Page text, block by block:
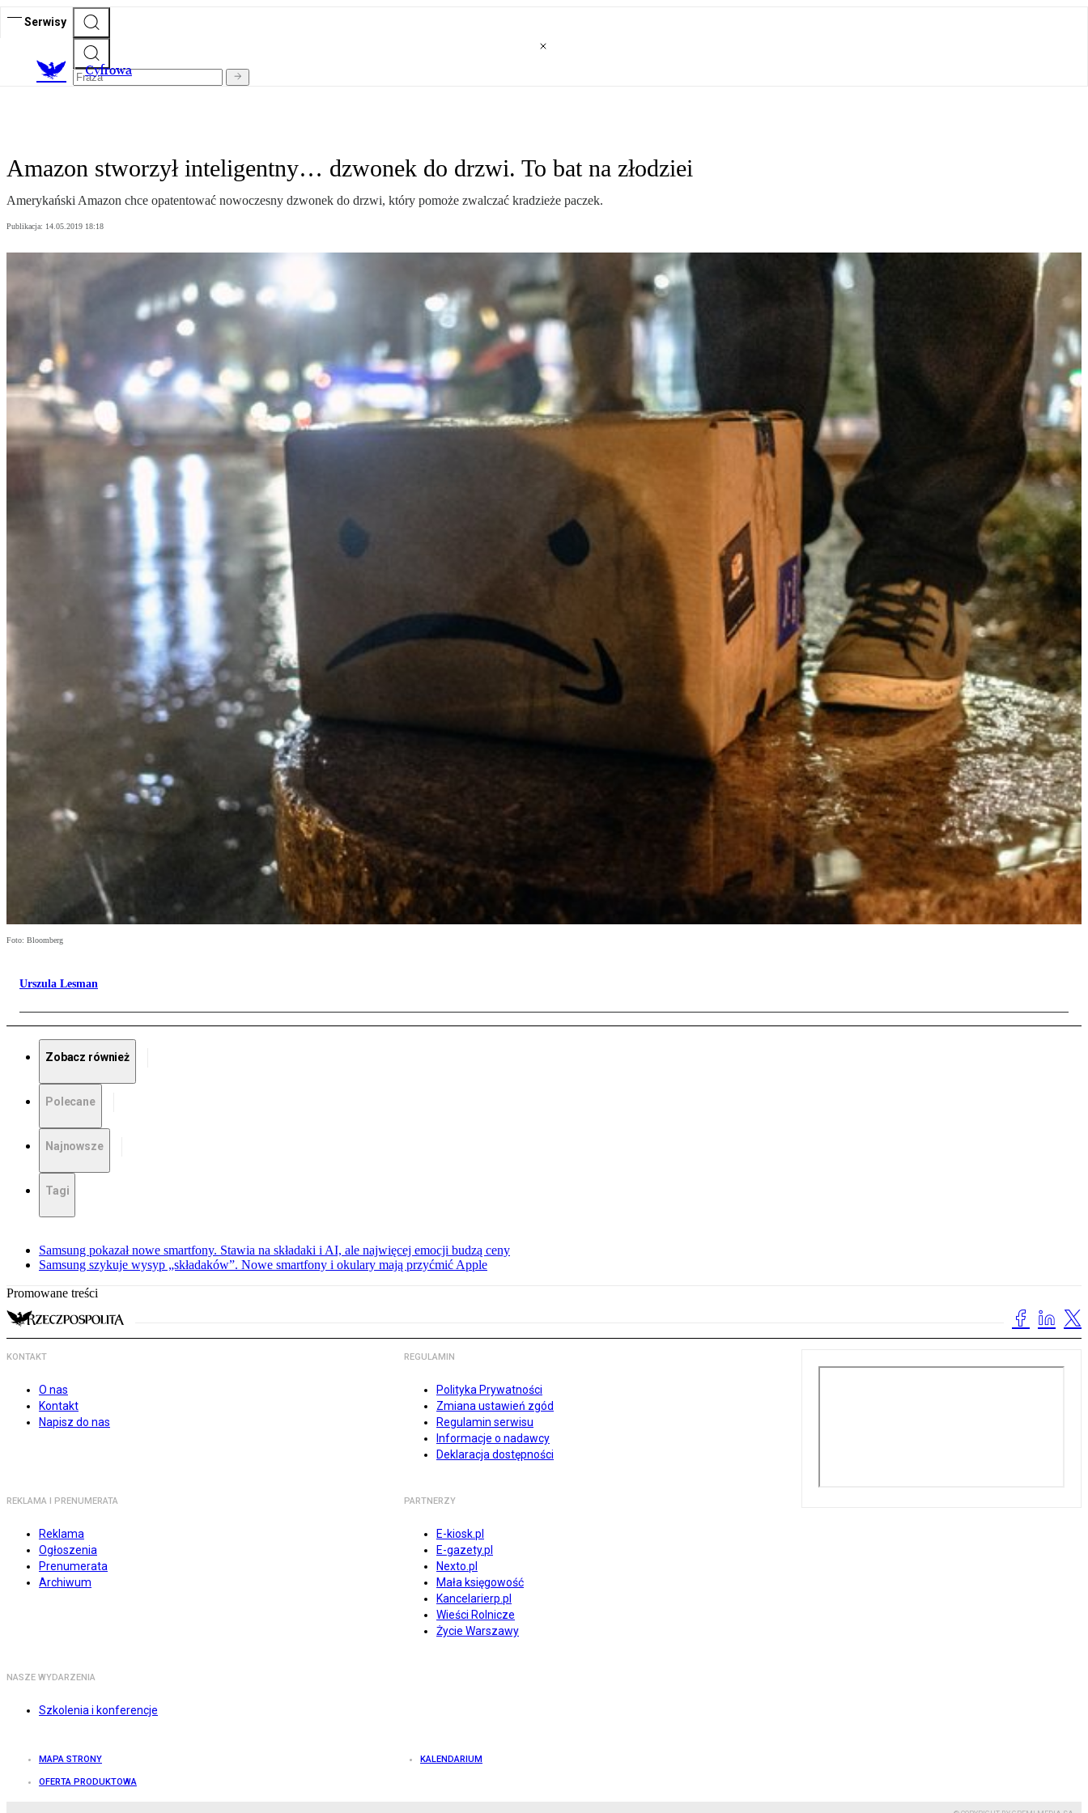
Serwisy
Cyfrowa
Amazon stworzył inteligentny… dzwonek do drzwi. To bat na złodziei
Amerykański Amazon chce opatentować nowoczesny dzwonek do drzwi, który pomoże zwalczać kradzieże paczek.
Publikacja: 14.05.2019 18:18
Foto: Bloomberg
Urszula Lesman
Zobacz również
Polecane
Najnowsze
Tagi
Samsung pokazał nowe smartfony. Stawia na składaki i AI, ale najwięcej emocji budzą ceny
Samsung szykuje wysyp „składaków”. Nowe smartfony i okulary mają przyćmić Apple
Promowane treści
KONTAKT
O nas
Kontakt
Napisz do nas
REGULAMIN
Polityka Prywatności
Zmiana ustawień zgód
Regulamin serwisu
Informacje o nadawcy
Deklaracja dostępności
REKLAMA I PRENUMERATA
Reklama
Ogłoszenia
Prenumerata
Archiwum
PARTNERZY
E-kiosk.pl
E-gazety.pl
Nexto.pl
Mała księgowość
Kancelarierp.pl
Wieści Rolnicze
Życie Warszawy
NASZE WYDARZENIA
Szkolenia i konferencje
MAPA STRONY KALENDARIUM
OFERTA PRODUKTOWA